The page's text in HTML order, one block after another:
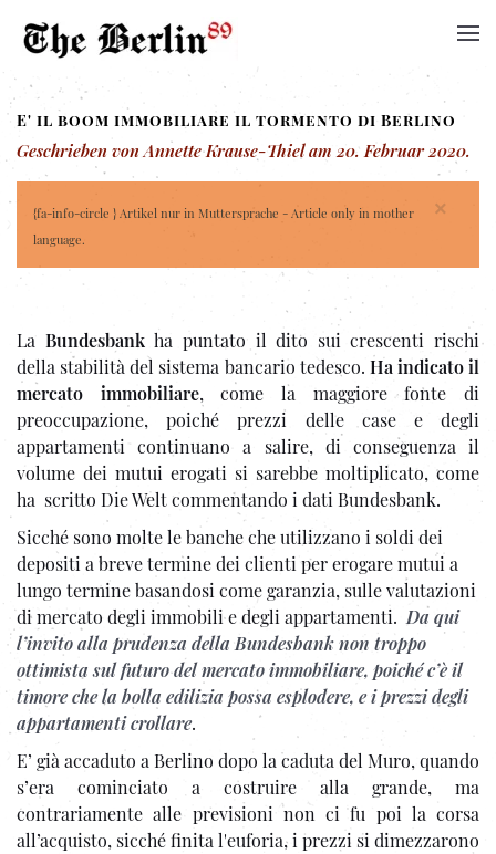
E' il boom immobiliare il tormento di Berlino
Geschrieben von Annette Krause-Thiel am20. Februar 2020.
×
{fa-info-circle } Artikel nur in Muttersprache - Article only in mother
language.
La Bundesbankha puntato il dito sui crescenti rischi
della stabilità del sistema bancario tedesco. Ha indicato il
mercato immobiliare, come la maggiore fonte di
preoccupazione, poiché prezzi delle case e degli
appartamenti continuano a salire, di conseguenza il
volume dei mutui erogati si sarebbe moltiplicato, come
ha scritto Die Welt commentando i dati Bundesbank.
Sicché sono molte le banche che utilizzano i soldi dei
depositi a breve termine dei clienti per erogare mutui a
lungo termine basandosi come garanzia, sulle valutazioni
di mercato degli immobili e degli appartamenti. Da qui
l’invito alla prudenza della Bundesbank non troppo
ottimista sul futuro del mercato immobiliare, poiché c’è il
timore che la bolla edilizia possa esplodere, e i prezzi degli
appartamenti crollare.
E’ già accaduto a Berlino dopo la caduta del Muro, quando
s’era cominciato a costruire alla grande, ma
contrariamente alle previsioni non ci fu poi la corsa
all’acquisto, sicché finita l'euforia, i prezzi si dimezzarono